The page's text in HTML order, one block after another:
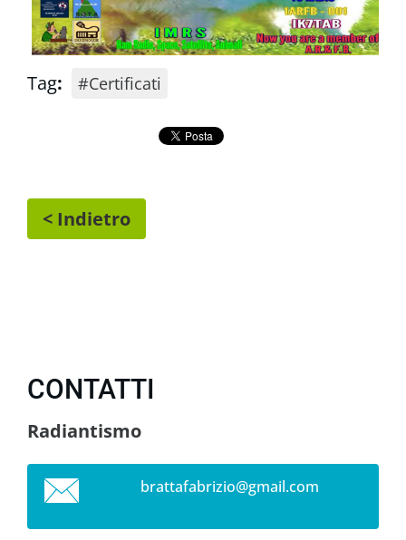
Tag: #Certificati
< Indietro
CONTATTI
Radiantismo
brattafabrizio@gmail.com